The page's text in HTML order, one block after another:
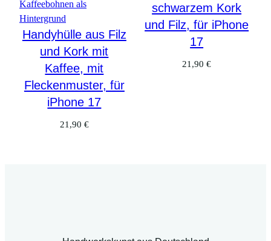
Handyhülle aus Filz
und Kork mit
Kaffee, mit
Fleckenmuster, für
iPhone 17
21,90 €
schwarzem Kork
und Filz, für iPhone
17
21,90€